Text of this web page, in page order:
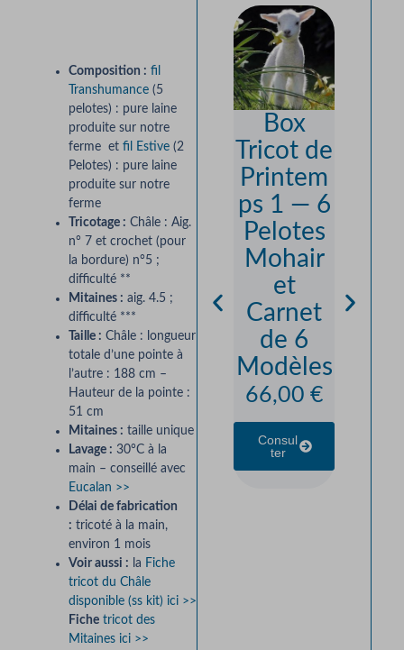
Composition : fil
Transhumance(5
pelotes) : pure laine
produite sur notre
ferme et fil Estive(2
Pelotes) : pure laine
produite sur notre
ferme
Tricotage : Châle : Aig.
n° 7 et crochet (pour
la bordure) n°5 ;
difficulté **
Mitaines : aig. 4.5 ;
difficulté ***
Taille : Châle : longueur
totale d’une pointe à
l’autre : 188 cm –
Hauteur de la pointe :
51 cm
Mitaines : taille unique
Lavage : 30°C à la
main – conseillé avec
Eucalan >>
Délai de fabrication
: tricoté à la main,
environ 1 mois
Voir aussi : la Fiche
tricot du Châle
disponible (ss kit) ici >>
Fiche tricot des
Mitaines ici >>
Box
Tricot de
Printem
ps 1 — 6
Pelotes
Mohair
et
Carnet
de 6
Modèles
66,00 €
Consul
Ter